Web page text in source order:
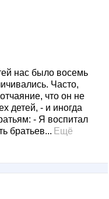
нас было восемь
Часто,
что он не
детей, - и иногда
- Я воспитал
братьев... Ещё